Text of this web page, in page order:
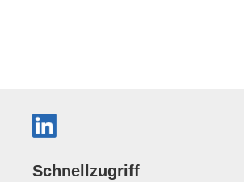
Schnellzugriff